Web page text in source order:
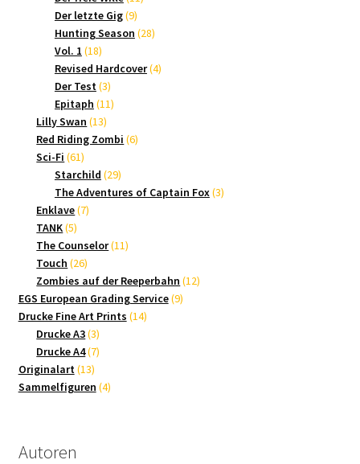
Der letzte Gig 99
Produkte
Hunting Season 2828
Vol. 1 1818
Produkte
Revised Hardcover 44
Der Test 33
Produkte
Epitaph 1111
Lilly Swan 1313
Produkte
Red Riding Zombi 66
Sci-Fi 6161
Produkte
Starchild 2929
Produkte
The Adventures of Captain Fox 33
Enklave 77
TANK 55
Produkte
The Counselor 1111
Touch 2626
Produkte
Zombies auf der Reeperbahn 1212
EGS European Grading Service 99
Drucke Fine Art Prints 1414
Drucke A3 33
Produkte
Drucke A4 77
Originalart 1313
Produkte
Sammelfiguren 44
Autoren